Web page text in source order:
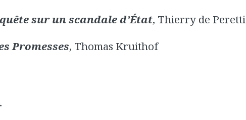
sur un scandale d’État, Thierry de Peretti
Promesses, Thomas Kruithof